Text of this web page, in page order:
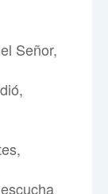
Señor,